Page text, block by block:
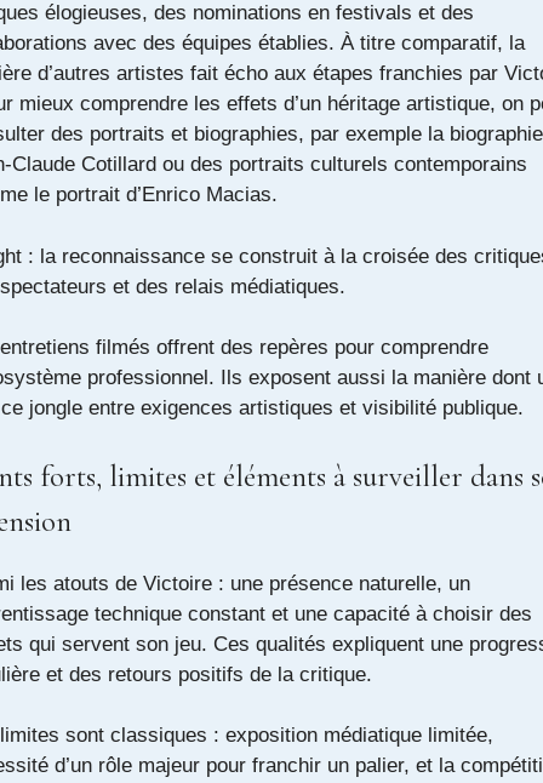
élogieuses, des nominations en festivals et des
avec des équipes établies. À titre comparatif, la
d’autres artistes fait écho aux étapes franchies par
mieux comprendre les effets d’un héritage artistique, on
des portraits et biographies, par exemple la
Claude Cotillard ou des portraits culturels contemporains
le portrait d’Enrico Macias.
: la reconnaissance se construit à la croisée des
et des relais médiatiques.
filmés offrent des repères pour comprendre
professionnel. Ils exposent aussi la manière dont
jongle entre exigences artistiques et visibilité publique.
forts, limites et éléments à surveiller dans
les atouts de Victoire : une présence naturelle, un
technique constant et une capacité à choisir des
qui servent son jeu. Ces qualités expliquent une
et des retours positifs de la critique.
sont classiques : exposition médiatique limitée,
d’un rôle majeur pour franchir un palier, et la